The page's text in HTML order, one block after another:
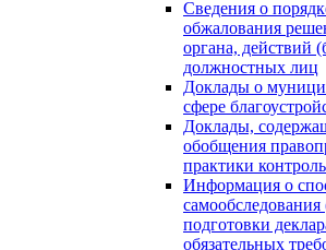
Сведения о
обжалования
органа, действий
должностных лиц
Доклады о
сфере
Доклады,
обобщения
практики
Информация о
подготовки
обязательных